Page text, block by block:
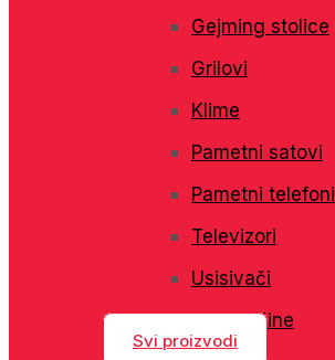
Gejming stolice
Grilovi
Klime
Pametni satovi
Pametni telefoni
Televizori
Usisivači
Veš mašine
Svi proizvodi